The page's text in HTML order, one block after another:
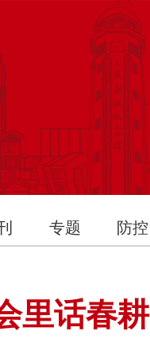
专题 防控
里话春耕